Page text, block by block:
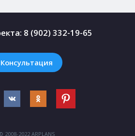
8 (902) 332-19-65
Консультация
2008-2022 ARPLANS